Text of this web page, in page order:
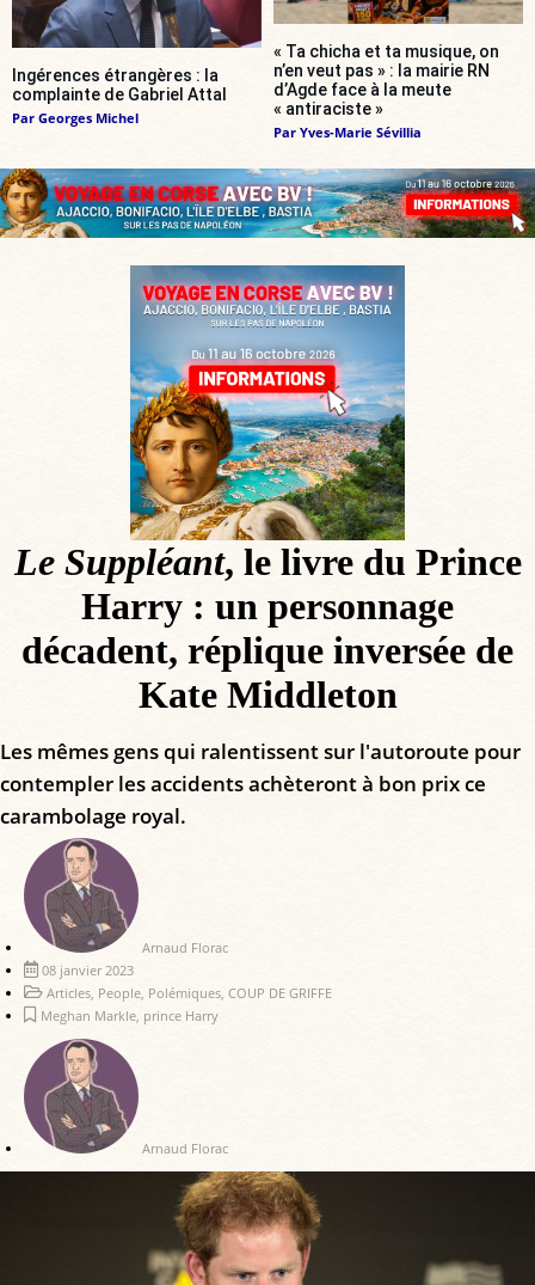
Ingérences étrangères : la
complainte de Gabriel Attal
Par Georges Michel
« Ta chicha et ta musique, on
n’en veut pas » : la mairie RN
d’Agde face à la meute
« antiraciste »
Par Yves-Marie Sévillia
Le Suppléant, le livre du Prince
Harry : un personnage
décadent, réplique inversée de
Kate Middleton
Les mêmes gens qui ralentissent sur l'autoroute pour
contempler les accidents achèteront à bon prix ce
carambolage royal.
Arnaud Florac
08 janvier 2023
Articles, People, Polémiques, COUP DE GRIFFE
Meghan Markle, prince Harry
Arnaud Florac